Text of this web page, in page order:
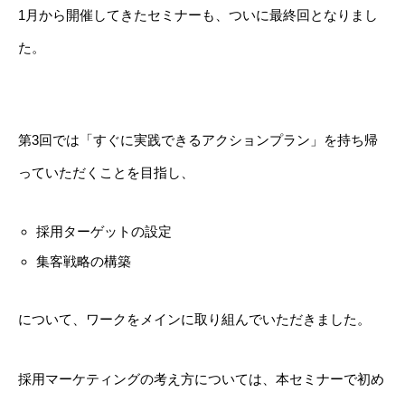
1月から開催してきたセミナーも、ついに最終回となりまし
た。
第3回では「すぐに実践できるアクションプラン」を持ち帰
っていただくことを目指し、
採用ターゲットの設定
集客戦略の構築
について、ワークをメインに取り組んでいただきました。
採用マーケティングの考え方については、本セミナーで初め